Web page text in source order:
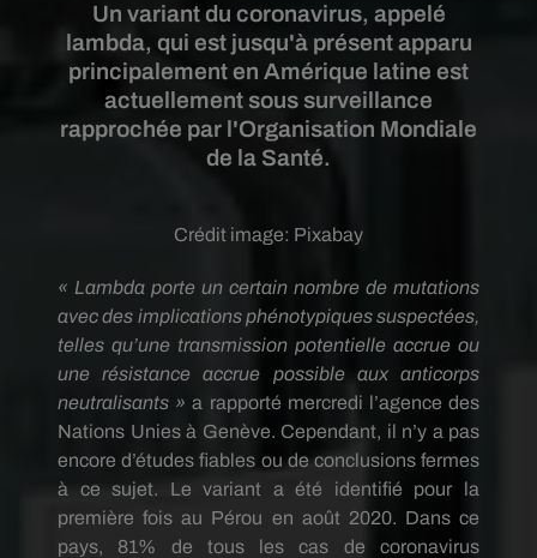
Un variant du coronavirus, appelé
lambda, qui est jusqu'à présent apparu
principalement en Amérique latine est
actuellement sous surveillance
rapprochée par l'Organisation Mondiale
de la Santé.
Crédit image: Pixabay
« Lambda porte un certain nombre de mutations
avec des implications phénotypiques suspectées,
telles qu’une transmission potentielle accrue ou
une résistance accrue possible aux anticorps
neutralisants » a rapporté mercredi l’agence des
Nations Unies à Genève. Cependant, il n’y a pas
encore d’études fiables ou de conclusions fermes
à ce sujet. Le variant a été identifié pour la
première fois au Pérou en août 2020. Dans ce
pays, 81% de tous les cas de coronavirus